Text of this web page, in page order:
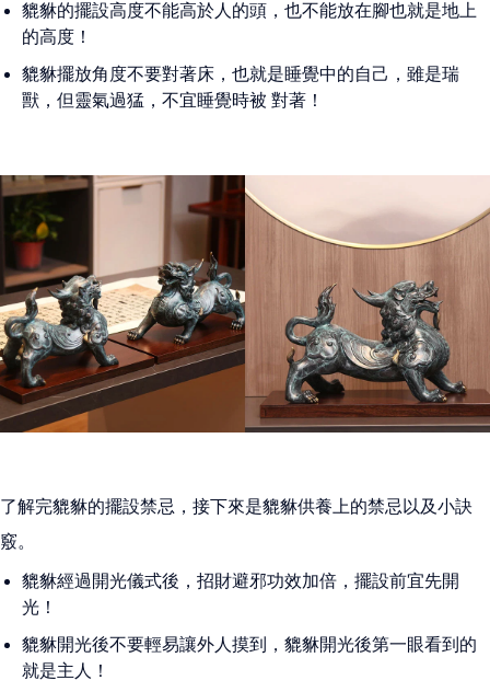
貔貅的擺設高度不能高於人的頭，也不能放在腳也就是地上
的高度！
貔貅擺放角度不要對著床，也就是睡覺中的自己，雖是瑞
獸，但靈氣過猛，不宜睡覺時被 對著！
了解完貔貅的擺設禁忌，接下來是貔貅供養上的禁忌以及小訣
竅。
貔貅經過開光儀式後，招財避邪功效加倍，擺設前宜先開
光！
貔貅開光後不要輕易讓外人摸到，貔貅開光後第一眼看到的
就是主人！